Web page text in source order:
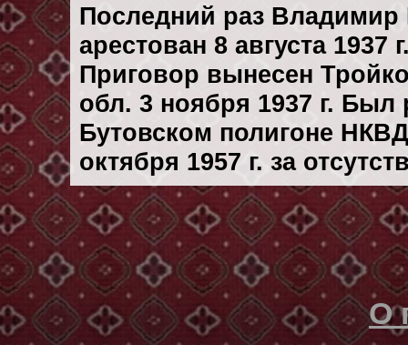
Последний раз
арестован 8 августа 1937
Приговор вынесен
обл. 3 ноября 1937 г. Был
Бутовском полигоне
октября 1957 г. за
О